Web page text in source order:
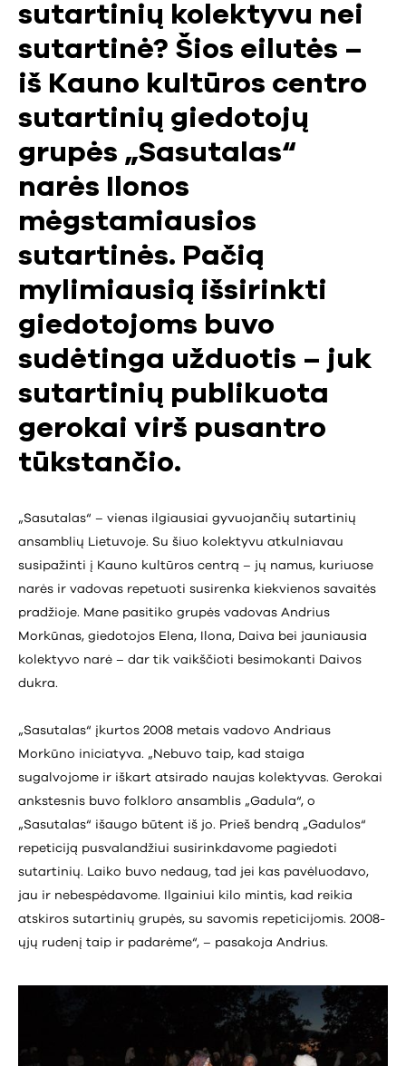
sutartinių kolektyvu nei
sutartinė? Šios eilutės –
iš Kauno kultūros centro
sutartinių giedotojų
grupės „Sasutalas“
narės Ilonos
mėgstamiausios
sutartinės. Pačią
mylimiausią išsirinkti
giedotojoms buvo
sudėtinga užduotis – juk
sutartinių publikuota
gerokai virš pusantro
tūkstančio.
„Sasutalas“ – vienas ilgiausiai gyvuojančių sutartinių
ansamblių Lietuvoje. Su šiuo kolektyvu atkulniavau
susipažinti į Kauno kultūros centrą – jų namus, kuriuose
narės ir vadovas repetuoti susirenka kiekvienos savaitės
pradžioje. Mane pasitiko grupės vadovas Andrius
Morkūnas, giedotojos Elena, Ilona, Daiva bei jauniausia
kolektyvo narė – dar tik vaikščioti besimokanti Daivos
dukra.
„Sasutalas“ įkurtos 2008 metais vadovo Andriaus
Morkūno iniciatyva. „Nebuvo taip, kad staiga
sugalvojome ir iškart atsirado naujas kolektyvas. Gerokai
ankstesnis buvo folkloro ansamblis „Gadula“, o
„Sasutalas“ išaugo būtent iš jo. Prieš bendrą „Gadulos“
repeticiją pusvalandžiui susirinkdavome pagiedoti
sutartinių. Laiko buvo nedaug, tad jei kas pavėluodavo,
jau ir nebespėdavome. Ilgainiui kilo mintis, kad reikia
atskiros sutartinių grupės, su savomis repeticijomis. 2008-
ųjų rudenį taip ir padarėme“, – pasakoja Andrius.